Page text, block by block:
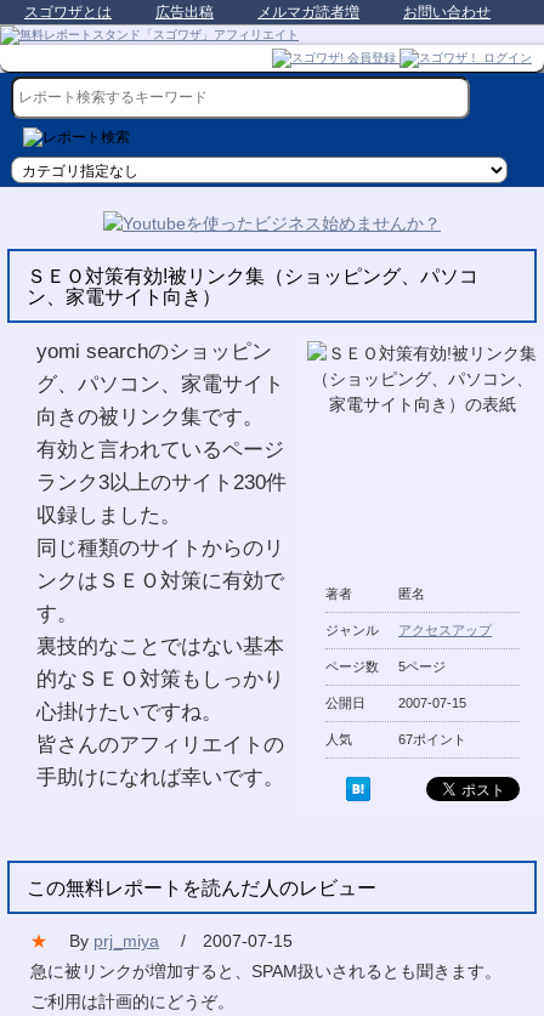
スゴワザとは 広告出稿 メルマガ読者増 お問い合わせ
ＳＥＯ対策有効!被リンク集（ショッピング、パソコ
ン、家電サイト向き）
著者 匿名
ジャンル アクセスアップ
ページ数 5ページ
公開日 2007-07-15
人気 67ポイント
yomi searchのショッピン
グ、パソコン、家電サイト
向きの被リンク集です。
有効と言われているページ
ランク3以上のサイト230件
収録しました。
同じ種類のサイトからのリ
ンクはＳＥＯ対策に有効で
す。
裏技的なことではない基本
的なＳＥＯ対策もしっかり
心掛けたいですね。
皆さんのアフィリエイトの
手助けになれば幸いです。
この無料レポートを読んだ人のレビュー
★ By prj_miya
/ 2007-07-15
急に被リンクが増加すると、SPAM扱いされるとも聞きます。
ご利用は計画的にどうぞ。